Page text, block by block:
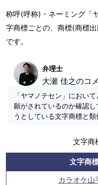
称呼(呼称)・ネーミング「
字商標ごとの、商標(商標
です。
弁理士
大瀬 佳之のコ
「ヤマノテセン」におい
願がされているのか確認
うとしている文字商標と類
文字商
文字商
カラオケ山